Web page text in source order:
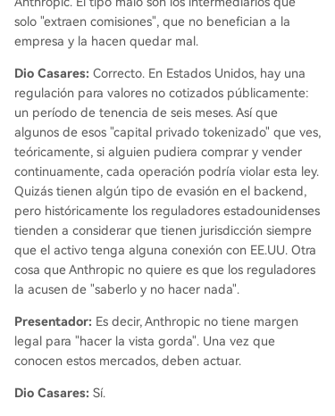
solo "extraen comisiones", que no benefician a la
empresa y la hacen quedar mal.
Dio Casares: Correcto. En Estados Unidos, hay una
regulación para valores no cotizados públicamente:
un período de tenencia de seis meses. Así que
algunos de esos "capital privado tokenizado" que ves,
teóricamente, si alguien pudiera comprar y vender
continuamente, cada operación podría violar esta ley.
Quizás tienen algún tipo de evasión en el backend,
pero históricamente los reguladores estadounidenses
tienden a considerar que tienen jurisdicción siempre
que el activo tenga alguna conexión con EE.UU. Otra
cosa que Anthropic no quiere es que los reguladores
la acusen de "saberlo y no hacer nada".
Presentador: Es decir, Anthropic no tiene margen
legal para "hacer la vista gorda". Una vez que
conocen estos mercados, deben actuar.
Dio Casares: Sí.